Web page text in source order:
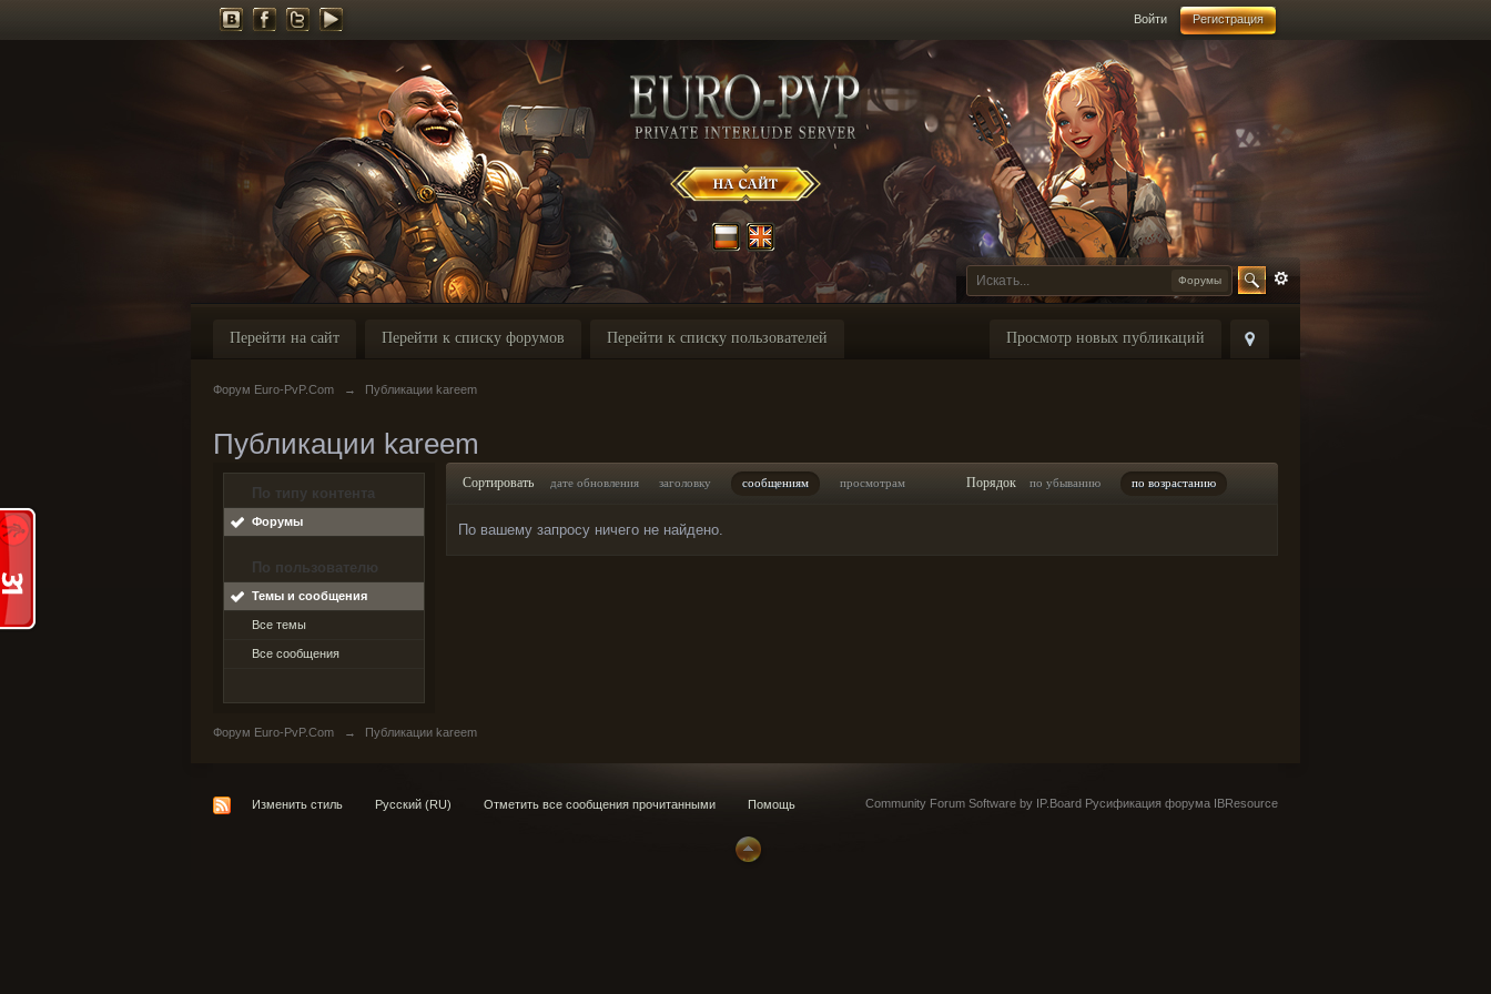
Войти Регистрация
Форумы
Просмотр новых публикаций
Перейти на сайт Перейти к списку форумов Перейти к списку пользователей
Форум Euro-PvP.Com → Публикации kareem
Публикации kareem
По типу контента
Форумы
По пользователю
Темы и сообщения
Все темы
Все сообщения
Сортировать дате обновления заголовку сообщениям просмотрам Порядок по убыванию по возрастанию
По вашему запросу ничего не найдено.
Форум Euro-PvP.Com → Публикации kareem
Изменить стиль Русский (RU) Отметить все сообщения прочитанными Помощь Community Forum Software by IP.Board Русификация форума IBResource